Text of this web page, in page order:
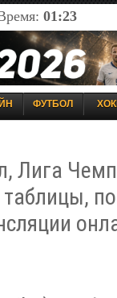
01:23
ФУТБОЛ
Лига